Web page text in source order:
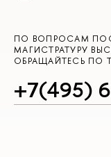
ПО ВОПРОСАМ
МАГИСТРАТУРУ
ОБРАЩАЙТЕСЬ ПО
+7(495)